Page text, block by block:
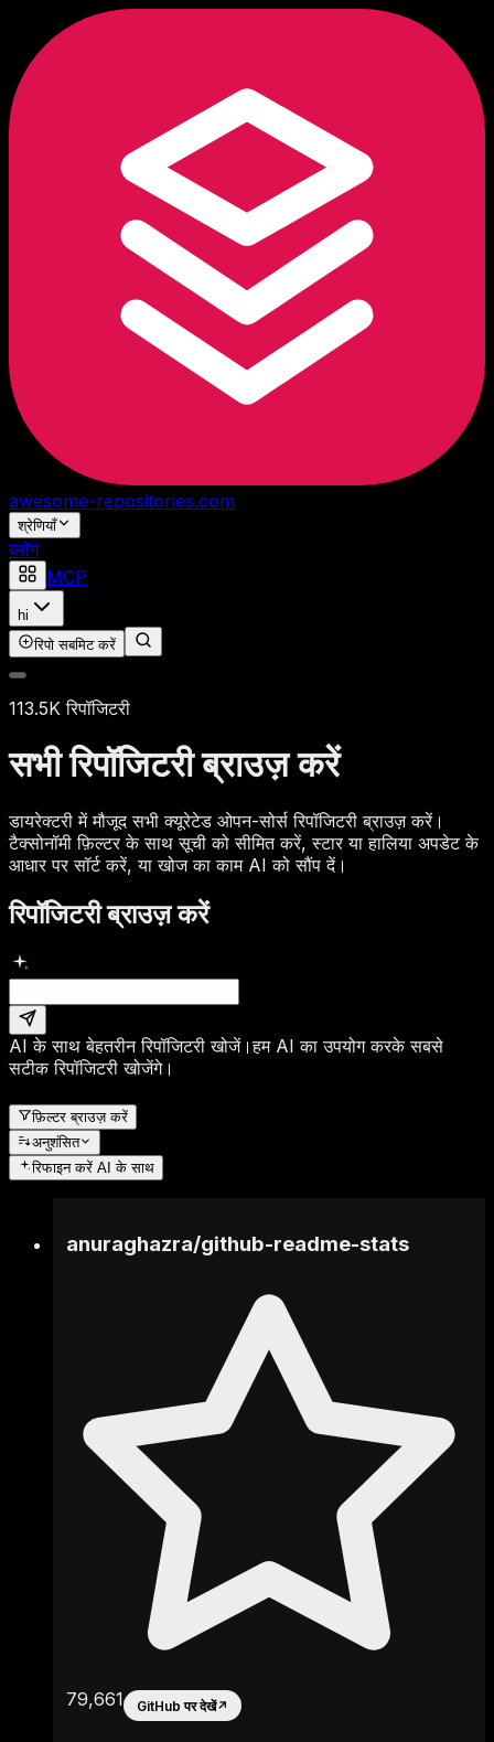
awesome-repositories.com
श्रेणियाँ
ब्लॉग
MCP
hi
रिपो सबमिट करें
113.5K रिपॉजिटरी
सभी रिपॉजिटरी ब्राउज़ करें
डायरेक्टरी में मौजूद सभी क्यूरेटेड ओपन-सोर्स रिपॉजिटरी ब्राउज़ करें।
टैक्सोनॉमी फ़िल्टर के साथ सूची को सीमित करें, स्टार या हालिया अपडेट के
आधार पर सॉर्ट करें, या खोज का काम AI को सौंप दें।
रिपॉजिटरी ब्राउज़ करें
AI के साथ बेहतरीन रिपॉजिटरी खोजें।हम AI का उपयोग करके सबसे
सटीक रिपॉजिटरी खोजेंगे।
फ़िल्टर ब्राउज़ करें
अनुशंसित
रिफाइन करें AI के साथ
anuraghazra/github-readme-stats
79,661 GitHub पर देखें↗